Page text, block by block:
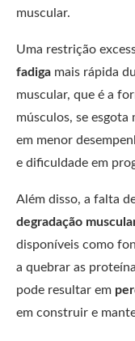
muscular.
Uma restrição
fadiga mais rápida
muscular, que é a
músculos, se
em menor
e dificuldade em
Além disso, a falta
degradação
disponíveis como
a quebrar as
pode resultar em
em construir e